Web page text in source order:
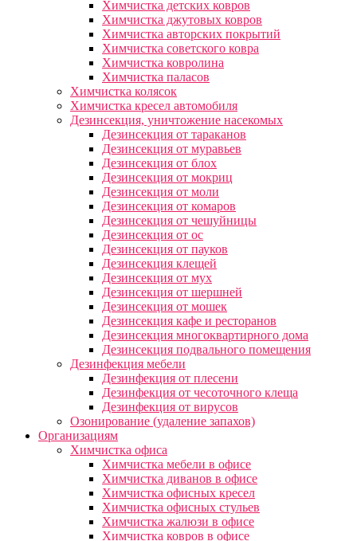
Химчистка детских ковров
Химчистка джутовых ковров
Химчистка авторских покрытий
Химчистка советского ковра
Химчистка ковролина
Химчистка паласов
Химчистка колясок
Химчистка кресел автомобиля
Дезинсекция, уничтожение насекомых
Дезинсекция от тараканов
Дезинсекция от муравьев
Дезинсекция от блох
Дезинсекция от мокриц
Дезинсекция от моли
Дезинсекция от комаров
Дезинсекция от чешуйницы
Дезинсекция от ос
Дезинсекция от пауков
Дезинсекция клещей
Дезинсекция от мух
Дезинсекция от шершней
Дезинсекция от мошек
Дезинсекция кафе и ресторанов
Дезинсекция многоквартирного дома
Дезинсекция подвального помещения
Дезинфекция мебели
Дезинфекция от плесени
Дезинфекция от чесоточного клеща
Дезинфекция от вирусов
Озонирование (удаление запахов)
Организациям
Химчистка офиса
Химчистка мебели в офисе
Химчистка диванов в офисе
Химчистка офисных кресел
Химчистка офисных стульев
Химчистка жалюзи в офисе
Химчистка ковров в офисе